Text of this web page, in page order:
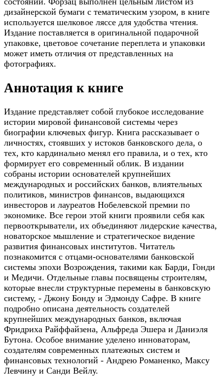
дизайнерской бумаги с тематическим узором, в книге
используется шелковое ляссе для удобства чтения.
Издание поставляется в оригинальной подарочной
упаковке, цветовое сочетание переплета и упаковки
может иметь отличия от представленных на
фотографиях.
Аннотация к книге
Издание представляет собой глубокое исследование
истории мировой финансовой системы через
биографии ключевых фигур. Книга рассказывает о
личностях, стоявших у истоков банковского дела, о
тех, кто кардинально менял его правила, и о тех, кто
формирует его современный облик. В издании
собраны истории основателей крупнейших
международных и российских банков, влиятельных
политиков, министров финансов, выдающихся
инвесторов и лауреатов Нобелевской премии по
экономике. Все герои этой книги проявили себя как
первооткрыватели, их объединяют лидерские качества,
новаторское мышление и стратегическое видение
развития финансовых институтов. Читатель
познакомится с отцами-основателями банковской
системы эпохи Возрождения, такими как Барди, Гонди
и Медичи. Отдельные главы посвящены строителям,
которые внесли структурные перемены в банковскую
систему, - Джону Бонду и Эдмонду Сафре. В книге
подробно описана деятельность создателей
крупнейших международных банков, включая
Фридриха Райффайзена, Альфреда Эшера и Даниэля
Бутона. Особое внимание уделено инноваторам,
создателям современных платежных систем и
финансовых технологий - Андрею Романенко, Максу
Левчину и Санди Вейлу.